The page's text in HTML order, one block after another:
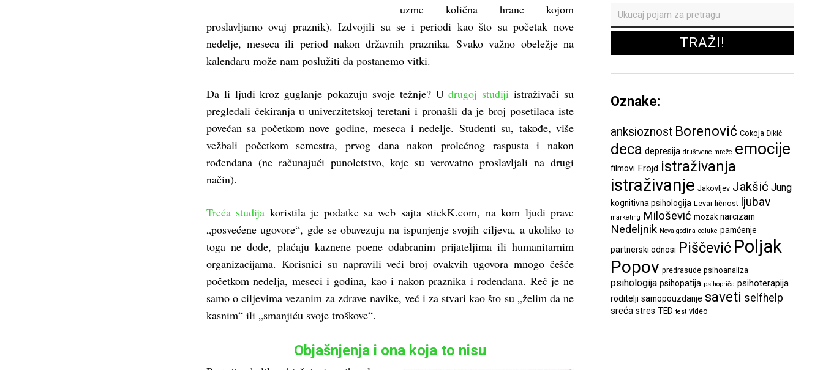
uzme količna hrane kojom
proslavljamo ovaj praznik). Izdvojili su se i periodi kao što su početak nove
nedelje, meseca ili period nakon državnih praznika. Svako važno obeležje na
kalendaru može nam poslužiti da postanemo vitki.
Da li ljudi kroz guglanje pokazuju svoje težnje? Udrugoj studiji istraživači su
pregledali čekiranja u univerzitetskoj teretani i pronašli da je broj posetilaca iste
povećan sa početkom nove godine, meseca i nedelje. Studenti su, takođe, više
vežbali početkom semestra, prvog dana nakon prolećnog raspusta i nakon
rođendana (ne računajući punoletstvo, koje su verovatno proslavljali na drugi
način).
Treća studija koristila je podatke sa web sajta stickK.com, na kom ljudi prave
„posvećene ugovore“, gde se obavezuju na ispunjenje svojih ciljeva, a ukoliko to
toga ne dođe, plaćaju kaznene poene odabranim prijateljima ili humanitarnim
organizacijama. Korisnici su napravili veći broj ovakvih ugovora mnogo češće
početkom nedelja, meseci i godina, kao i nakon praznika i rođendana. Reč je ne
samo o ciljevima vezanim za zdrave navike, već i za stvari kao što su „želim da ne
kasnim“ ili „smanjiću svoje troškove“.
Objašnjenja i ona koja to nisu
Oznake:
anksioznost Borenović Cokoja Đikić
deca depresija društvene mreže emocije
filmovi Frojd istraživanja
istraživanje Jakovljev Jakšić Jung
kognitivna psihologija Levai ličnost ljubav
marketing Milošević mozak narcizam
Nedeljnik Nova godina odluke pamćenje
partnerski odnosi Piščević Poljak
Popov predrasude psihoanaliza
psihologija psihopatija psihopriča psihoterapija
roditelji samopouzdanje saveti selfhelp
sreća stres TED test video